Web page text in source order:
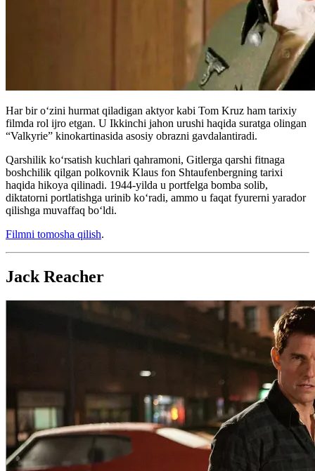
Har bir oʻzini hurmat qiladigan aktyor kabi Tom Kruz ham tarixiy
filmda rol ijro etgan. U Ikkinchi jahon urushi haqida suratga olingan
“Valkyrie” kinokartinasida asosiy obrazni gavdalantiradi.
Qarshilik ko‘rsatish kuchlari qahramoni, Gitlerga qarshi fitnaga
boshchilik qilgan polkovnik Klaus fon Shtaufenbergning tarixi
haqida hikoya qilinadi. 1944-yilda u portfelga bomba solib,
diktatorni portlatishga urinib ko‘radi, ammo u faqat fyurerni yarador
qilishga muvaffaq bo‘ldi.
Filmni tomosha qilish.
Jack Reacher